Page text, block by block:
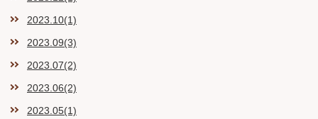
2023.10(1)
2023.09(3)
2023.07(2)
2023.06(2)
2023.05(1)